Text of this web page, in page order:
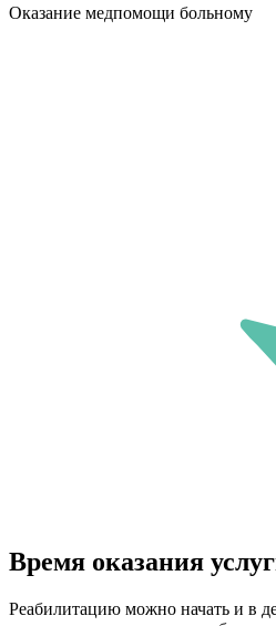
Оказание медпомощи больному
Время оказания
Реабилитацию можно начать и в